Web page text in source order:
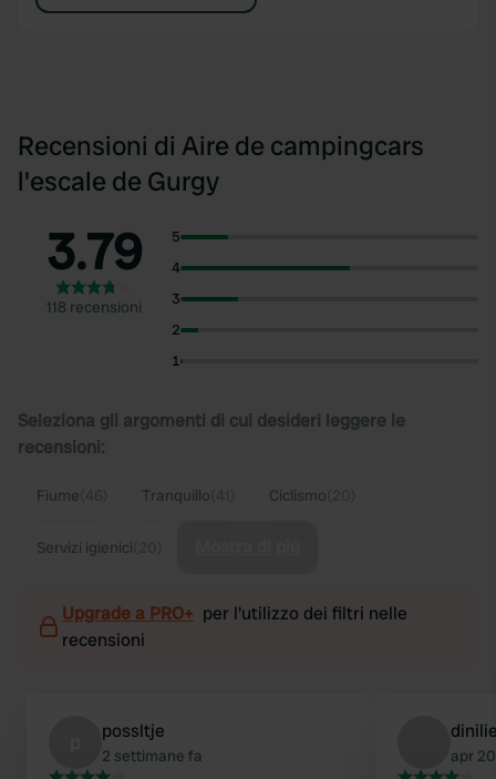
Recensioni di Aire de campingcars
l'escale de Gurgy
3.79
118 recensioni
5
4
3
2
1
Seleziona gli argomenti di cui desideri leggere le
recensioni:
Fiume Tranquillo Ciclismo
Servizi igienici
Upgrade a PRO+ per l'utilizzo dei filtri nelle
recensioni
possltje
2 settimane fa apr